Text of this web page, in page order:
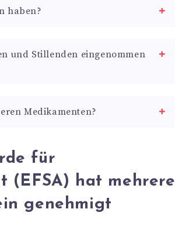
haben?
und Stillenden eingenommen
Medikamenten?
für
(EFSA) hat mehrere
genehmigt